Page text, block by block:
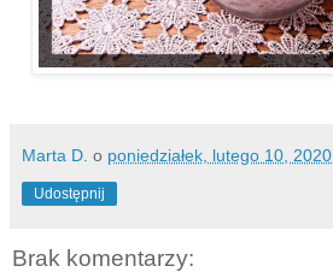
Marta D. o poniedziałek, lutego 10, 2020
Udostępnij
Brak komentarzy: